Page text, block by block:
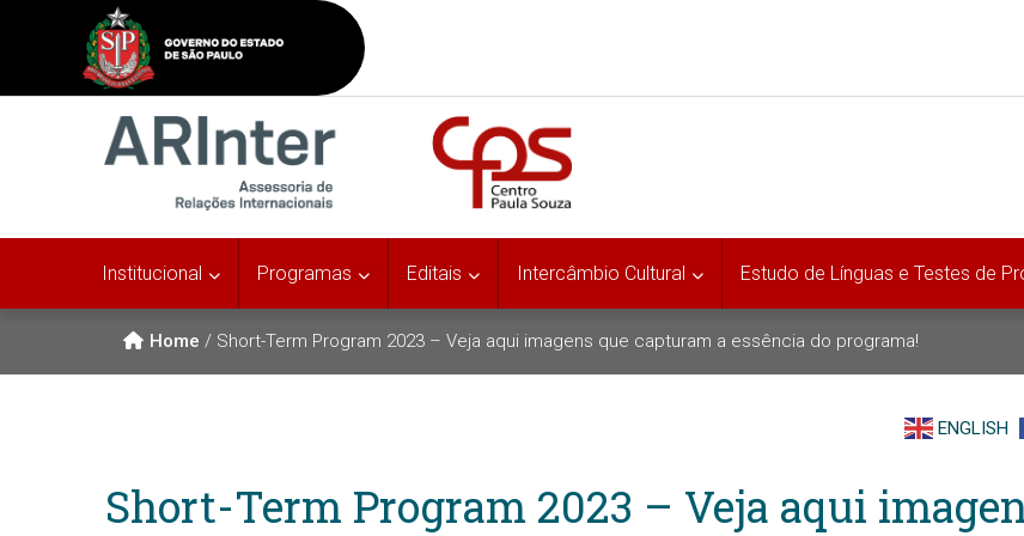
Institucional Programas Editais Intercâmbio Cultural Estudo de Línguas e Testes de
Home / Short-Term Program 2023 – Veja aqui imagens que capturam a essência do programa!
ENGLISH
Short-Term Program 2023 – Veja aqui